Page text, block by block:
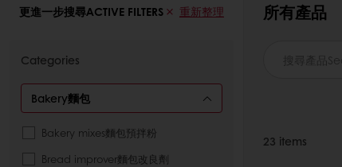
更進一步搜尋ACTIVE FILTERS 重新整理
Categories
Bakery麵包
Bakery mixes麵包預拌粉
Bread improver麵包改良劑
所有產品
23 items